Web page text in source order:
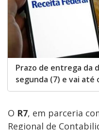
Prazo de entrega da
segunda (7) e vai até
O R7, em parceria
Regional de